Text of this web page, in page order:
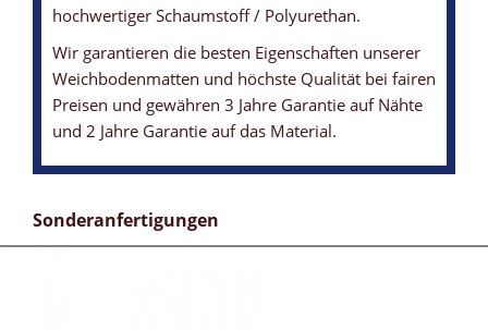
hochwertiger Schaumstoff / Polyurethan.
Wir garantieren die besten Eigenschaften unserer
Weichbodenmatten und höchste Qualität bei fairen
Preisen und gewähren 3 Jahre Garantie auf Nähte
und 2 Jahre Garantie auf das Material.
Sonderanfertigungen